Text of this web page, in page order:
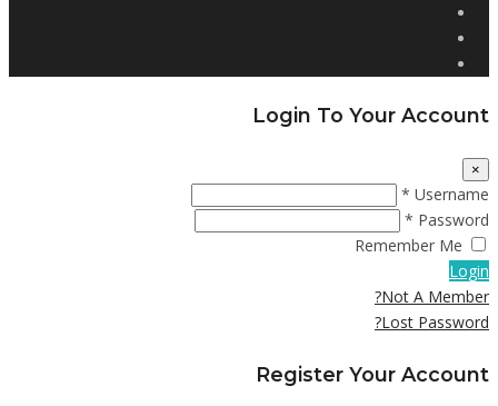
Login To Your Account
×
Username *
Password *
Remember Me
Login
Not A Member?
Lost Password?
Register Your Account